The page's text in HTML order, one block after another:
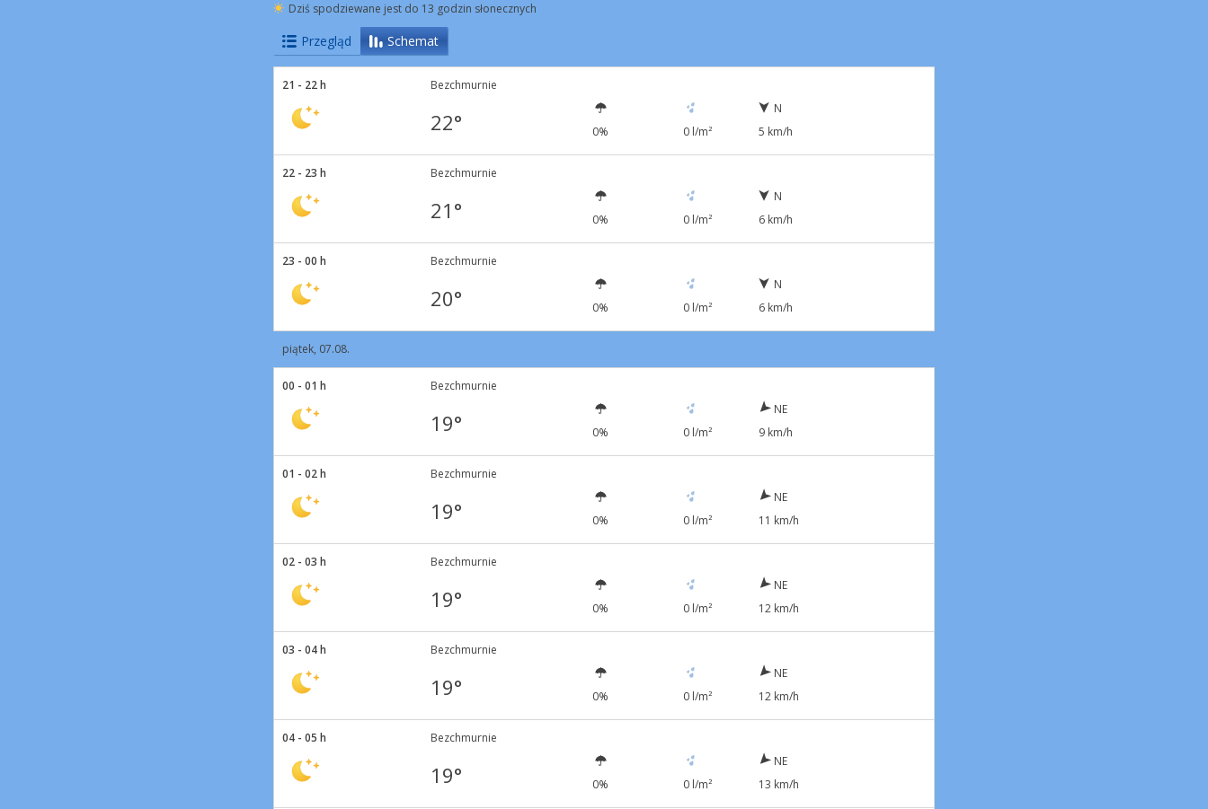
Dziś spodziewane jest do 13 godzin słonecznych
Przegląd Schemat
21 - 22 h Bezchmurnie
22° 0% 0 l/m²
N
5 km/h
22 - 23 h Bezchmurnie
21° 0% 0 l/m²
N
6 km/h
23 - 00 h Bezchmurnie
20° 0% 0 l/m²
N
6 km/h
piątek, 07.08.
00 - 01 h Bezchmurnie
19° 0% 0 l/m²
NE
9 km/h
01 - 02 h Bezchmurnie
19° 0% 0 l/m²
NE
11 km/h
02 - 03 h Bezchmurnie
19° 0% 0 l/m²
NE
12 km/h
03 - 04 h Bezchmurnie
19° 0% 0 l/m²
NE
12 km/h
04 - 05 h Bezchmurnie
19° 0% 0 l/m²
NE
13 km/h